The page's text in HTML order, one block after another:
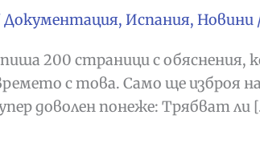
Документация, Испания, Новини
200 страници с обяснения,
с това. Само ще изброя
доволен понеже: Трябват ли